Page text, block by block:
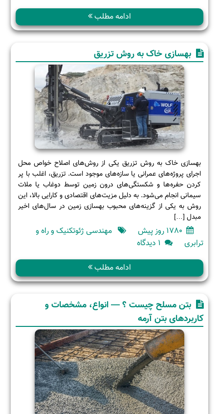
چیست
اصول
طراحی
و
اجرای
سازه
های
فولادی
ادامه مطلب
بهسازی خاک به روش تزریق
بهسازی خاک به روش تزریق یکی از روش‌های اصلاح خواص محل
اجرای پروژه‌های عمرانی یا سازه‌های موجود است. تزریق، اغلب با پر
کردن حفره‌ها و شکستگی‌های درون زمین توسط دوغاب یا ملات
سیمانی انجام می‌شود. به دلیل مزیت‌های اقتصادی و کارایی بالا، این
روش به یکی از گزینه‌های محبوب بهسازی زمین در سال‌های اخیر
مبدل […]
1780 روز پیش
مهندسی ژئوتکنیک و راه و
ترابری
۱ دیدگاه
برای
خاک
به
تزریق
ادامه مطلب
بتن مسلح چیست ؟ — انواع، مشخصات و
کاربردهای بتن آرمه